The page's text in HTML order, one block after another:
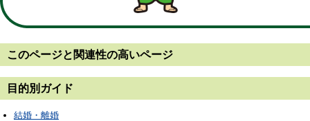
このページと 関連性の高いページ
目的別ガイド
結婚・離婚